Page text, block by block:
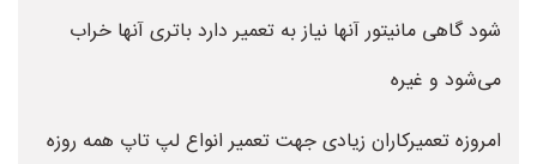
شود گاهی مانیتور آنها نیاز به تعمیر دارد باتری آنها خراب
می‌شود و غیره
امروزه تعمیرکاران زیادی جهت تعمیر انواع لپ تاپ همه روزه